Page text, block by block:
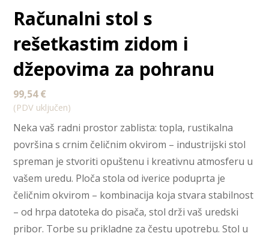
Računalni stol s
rešetkastim zidom i
džepovima za pohranu
99,54€
(PDV uključen)
Neka vaš radni prostor zablista: topla, rustikalna
površina s crnim čeličnim okvirom – industrijski stol
spreman je stvoriti opuštenu i kreativnu atmosferu u
vašem uredu. Ploča stola od iverice poduprta je
čeličnim okvirom – kombinacija koja stvara stabilnost
– od hrpa datoteka do pisača, stol drži vaš uredski
pribor. Torbe su prikladne za čestu upotrebu. Stol u